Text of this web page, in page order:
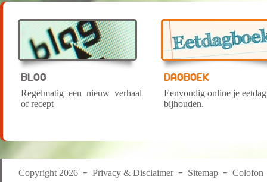
BLOG
Regelmatig een nieuw verhaal
of recept
DAGBOEK
Eenvoudig online je
bijhouden.
Copyright 2026 Privacy & Disclaimer Sitemap Colofon